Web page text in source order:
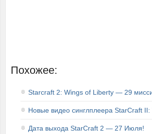
Похожее:
Starcraft 2: Wings of Liberty — 29
Новые видео синглплеера StarCraft
Дата выхода StarCraft 2 — 27 Июля!